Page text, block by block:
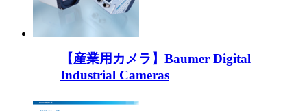
【産業用カメラ】Baumer Digital
Industrial Cameras